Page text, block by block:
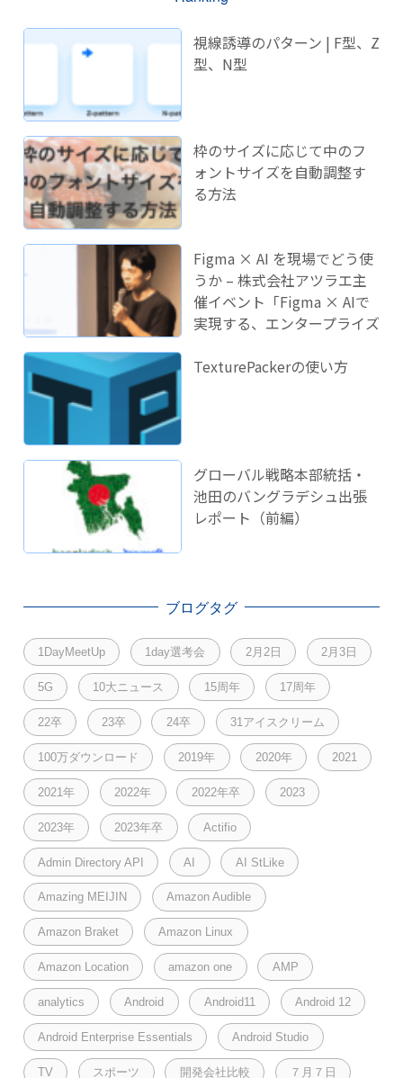
視線誘導のパターン | F型、Z
型、N型
枠のサイズに応じて中のフ
ォントサイズを自動調整す
る方法
Figma × AI を現場でどう使
うか – 株式会社アツラエ主
催イベント「Figma × AIで
実現する、エンタープライズ
ました！
TexturePackerの使い方
グローバル戦略本部統括・
池田のバングラデシュ出張
レポート（前編）
ブログタグ
1DayMeetUp 1day選考会 2月2日 2月3日
5G 10大ニュース 15周年 17周年
22卒 23卒 24卒 31アイスクリーム
100万ダウンロード 2019年 2020年 2021
2021年 2022年 2022年卒 2023
2023年 2023年卒 Actifio
Admin Directory API AI AI StLike
Amazing MEIJIN Amazon Audible
Amazon Braket Amazon Linux
Amazon Location amazon one AMP
analytics Android Android11 Android 12
Android Enterprise Essentials Android Studio
TV スポーツ 開発会社比較 ７月７日